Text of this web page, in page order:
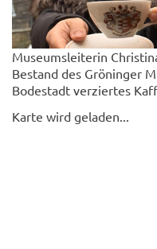
Museumsleiterin
Bestand des Gröninger
Bodestadt verziertes
Karte wird geladen...